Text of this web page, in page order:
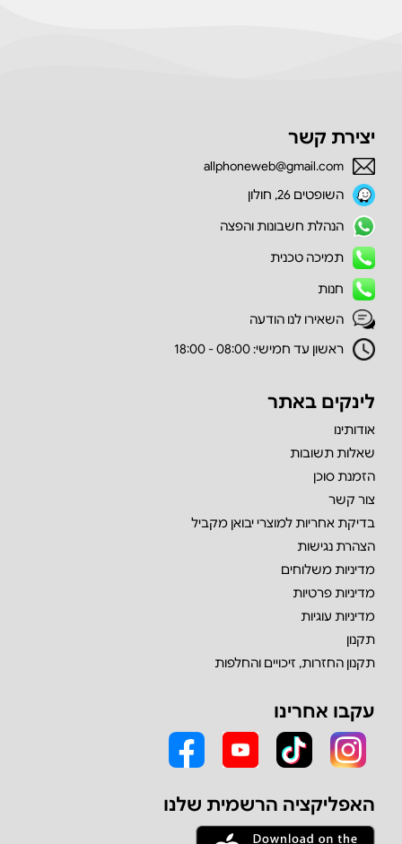
יצירת קשר
allphoneweb@gmail.com
השופטים 26, חולון
הנהלת חשבונות והפצה
תמיכה טכנית
חנות
השאירו לנו הודעה
ראשון עד חמישי: 08:00 - 18:00
לינקים באתר
אודותינו
שאלות תשובות
הזמנת סוכן
צור קשר
בדיקת אחריות למוצרי יבואן מקביל
הצהרת נגישות
מדיניות משלוחים
מדיניות פרטיות
מדיניות עוגיות
תקנון
תקנון החזרות, זיכויים והחלפות
עקבו אחרינו
האפליקציה הרשמית שלנו